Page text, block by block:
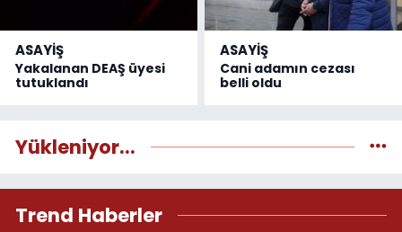
ASAYİŞ
Yakalanan DEAŞ üyesi
tutuklandı
ASAYİŞ
Cani adamın cezası
belli oldu
Yükleniyor...
Trend Haberler